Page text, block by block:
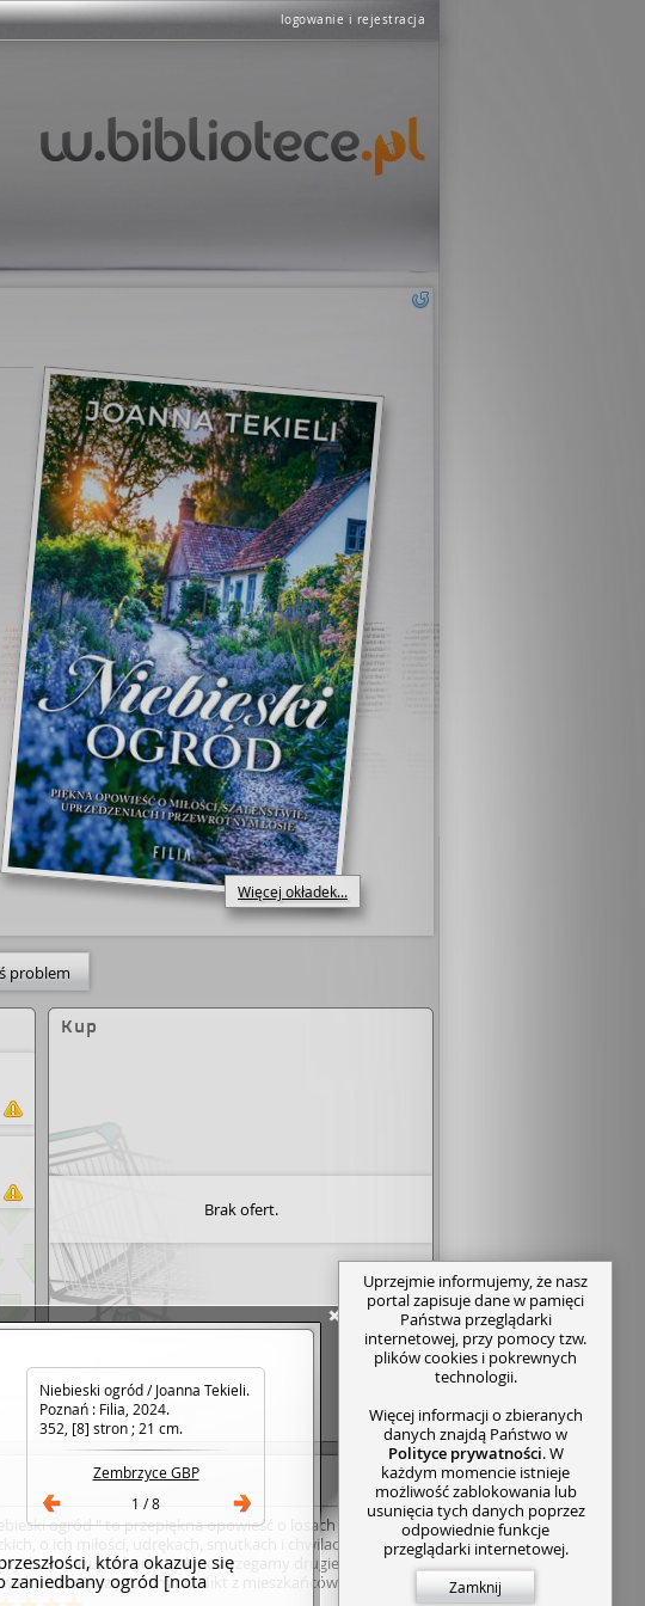
logowanie i rejestracja
Więcej okładek...
problem
Kup
Brak ofert.
ogród " to przepiękna opowieść o losach
o ich miłości, udrękach, smutkach i chwilach
Pokazuje również jak postrzegamy drugiego
nie wiedząc o nim nic Nikt z mieszkańców nawet
Niebieski ogród / Joanna Tekieli.
Poznań : Filia, 2024.
352, [8] stron ; 21 cm.
Zembrzyce GBP
1 / 8
która okazuje się
zaniedbany ogród [nota
Uprzejmie informujemy, że nasz
portal zapisuje dane w pamięci
Państwa przeglądarki
internetowej, przy pomocy tzw.
plików cookies i pokrewnych
technologii.
Więcej informacji o zbieranych
danych znajdą Państwo w
Polityce prywatności. W
każdym momencie istnieje
możliwość zablokowania lub
usunięcia tych danych poprzez
odpowiednie funkcje
przeglądarki internetowej.
Zamknij